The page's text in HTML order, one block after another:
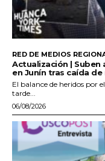
RED DE MEDIOS
Actualización | Suben
en Junín tras caída
El balance de heridos por
tarde...
06/08/2026